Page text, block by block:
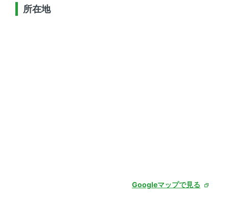
所在地
Googleマップで見る